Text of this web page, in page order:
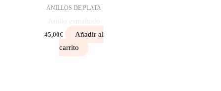
ANILLOS DE PLATA
Anillo esmaltado
45,00€
Añadir al
carrito